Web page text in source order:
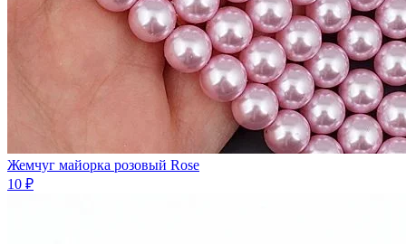
Жемчуг майорка розовый Rose
10 ₽